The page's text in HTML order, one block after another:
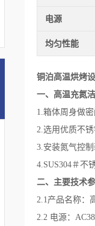
电源
均匀性能
铜泊高温烘烤
一、高温充氮
1.箱体周身做
2.选用优质不
3.安装氮气控
4.SUS304＃不
二、主要技术
2.1产品名称：
2.2 电源： AC